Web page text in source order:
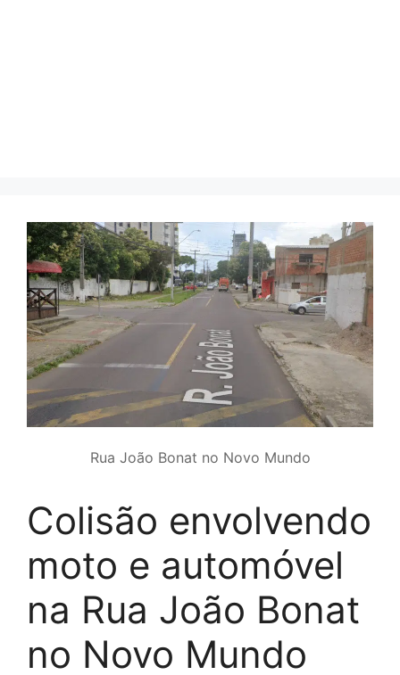
Rua João Bonat no Novo Mundo
Colisão envolvendo
moto e automóvel
na Rua João Bonat
no Novo Mundo